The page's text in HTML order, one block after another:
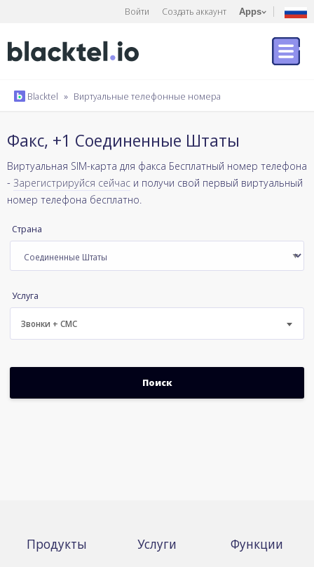
Войти Создать аккаунт Apps
Blacktel » Виртуальные телефонные номера
Факс, +1 Соединенные Штаты
Виртуальная SIM-карта для факса Бесплатный номер телефона
- Зарегистрируйся сейчас и получи свой первый виртуальный
номер телефона бесплатно.
Страна
Услуга
Звонки + СМС
Продукты Услуги Функции